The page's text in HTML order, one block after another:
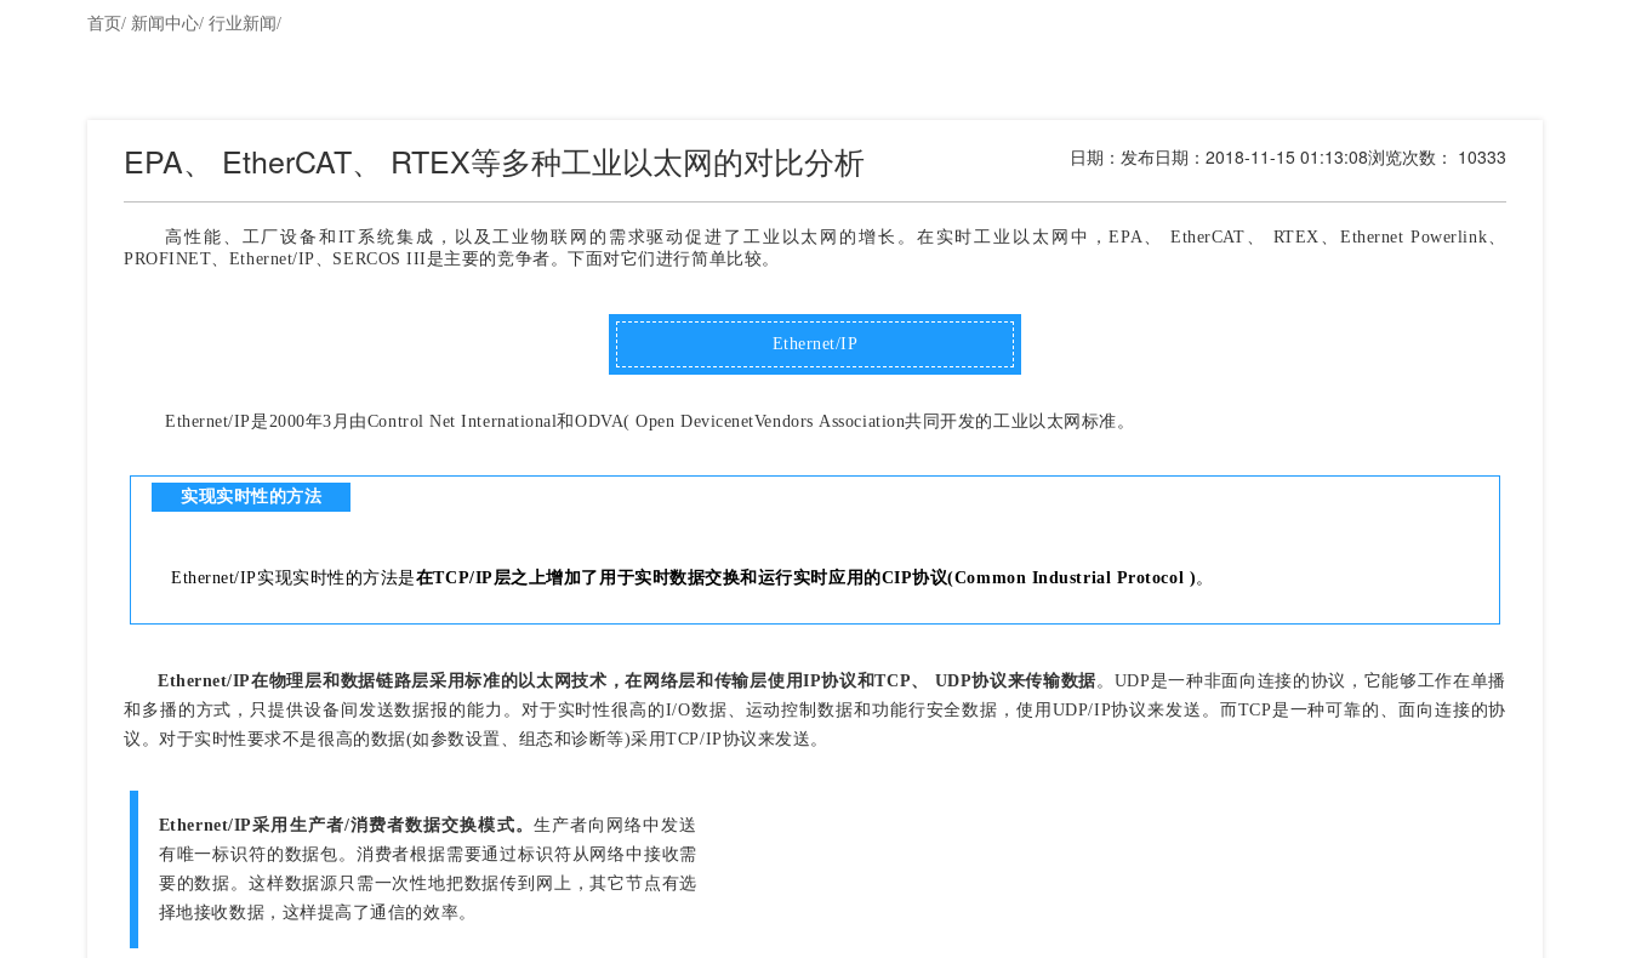
首页/ 新闻中心/ 行业新闻/
EPA、 EtherCAT、 RTEX等多种工业以太网的对比分析 浏览次数： 10333
日期： 发布日期：2018-11-15 01:13:08
高性能、工厂设备和IT系统集成，以及工业物联网的需求驱动促进了工业以太网的增长。 在实时工业以太网中，EPA、 EtherCAT、 RTEX、Ethernet Powerlink、
PROFINET、Ethernet/IP、SERCOS III是主要的竞争者。下面对它们进行简单比较。
Ethernet/IP
Ethernet/IP是2000年3月由Control Net International和ODVA( Open DevicenetVendors Association共同开发的工业以太网标准。
实现实时性的方法
Ethernet/IP实现实时性的方法是在TCP/IP层之上增加了用于实时数据交换和运行实时应用的CIP协议(Common Industrial Protocol )。
Ethernet/IP在物理层和数据链路层采用标准的以太网技术，在网络层和传输层使用IP协议和TCP、 UDP协议来传输数据 。UDP是一种非面向连接的协议，它能够工作在单播
和多播的方式，只提供设备间发送数据报的能力。对于实时性很高的I/O数据、运动控制数据和功能行安全数据，使用UDP/IP协议来发送。而TCP是一种可靠的、面向连接的协
议。对于实时性要求不是很高的数据(如参数设置、组态和诊断等)采用TCP/IP协议来发送。
Ethernet/IP采用生产者/消费者数据交换模式。 生产者向网络中发送
有唯一标识符的数据包。消费者根据需要通过标识符从网络中接收需
要的数据。这样数据源只需一次性地把数据传到网上，其它节点有选
择地接收数据，这样提高了通信的效率。